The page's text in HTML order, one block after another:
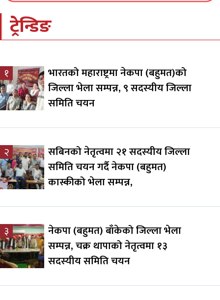
ट्रेन्डिङ
१
भारतको महाराष्ट्रमा नेकपा (बहुमत)को
जिल्ला भेला सम्पन्न, ९ सदस्यीय जिल्ला
समिति चयन
२
सबिनको नेतृत्वमा २१ सदस्यीय जिल्ला
समिति चयन गर्दै नेकपा (बहुमत)
कास्कीको भेला सम्पन्न,
३
नेकपा (बहुमत) बाँकेको जिल्ला भेला
सम्पन्न, चक्र थापाको नेतृत्वमा १३
सदस्यीय समिति चयन